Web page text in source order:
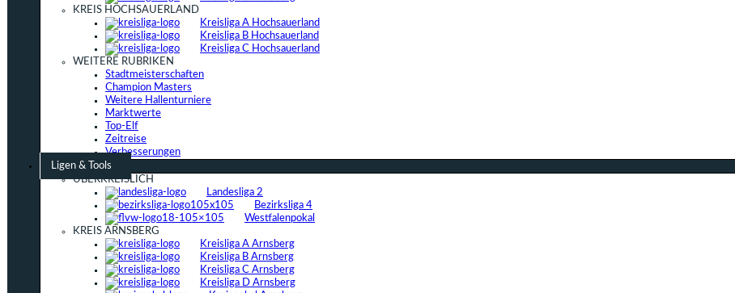
KREIS HOCHSAUERLAND
Kreisliga A Hochsauerland
Kreisliga B Hochsauerland
Kreisliga C Hochsauerland
WEITERE RUBRIKEN
Stadtmeisterschaften
Champion Masters
Weitere Hallenturniere
Marktwerte
Top-Elf
Zeitreise
Verbesserungen
Ligen & Tools
ÜBERKREISLICH
Landesliga 2
Bezirksliga 4
Westfalenpokal
KREIS ARNSBERG
Kreisliga A Arnsberg
Kreisliga B Arnsberg
Kreisliga C Arnsberg
Kreisliga D Arnsberg